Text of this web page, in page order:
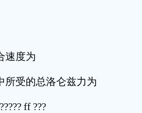
速度为
所受的总洛仑兹力为
ff ???